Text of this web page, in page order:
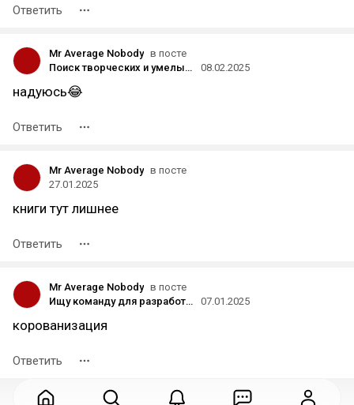
Ответить
Mr Average Nobody в посте
Поиск творческих и умелых людей в команду PANTEON.
08.02.2025
надуюсь😂
Ответить
Mr Average Nobody в посте
27.01.2025
книги тут лишнее
Ответить
Mr Average Nobody в посте
Ищу команду для разработки игры в стиле ПИКСЕЛЬ АРТ в жанре RPG с открытым миром
07.01.2025
корованизация
Ответить